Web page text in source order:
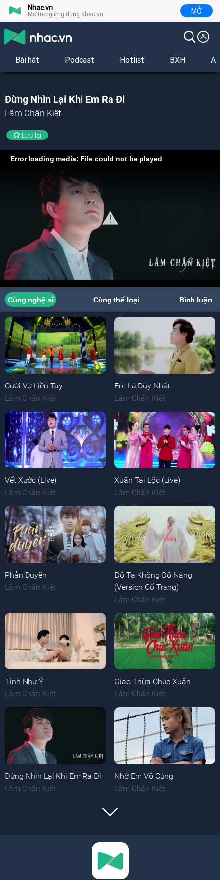
Nhac.vn
Mở trong ứng dụng Nhac.vn MỞ
Bài hát Podcast Hotlist BXH
Đừng Nhìn Lại Khi Em Ra Đi
Lâm Chấn Kiệt
Lưu lại
Error loading media: File could not be played
Cùng nghệ sĩ Cùng thể loại Bình luận
Cưới Vợ Liền Tay
Lâm Chấn Kiệt
Em Là Duy Nhất
Lâm Chấn Kiệt
Vết Xước (Live)
Lâm Chấn Kiệt
Xuân Tài Lộc (Live)
Lâm Chấn Kiệt
Phản Duyên
Lâm Chấn Kiệt
Độ Ta Không Độ Nàng
(Version Cổ Trang)
Lâm Chấn Kiệt
Tình Như Ý
Lâm Chấn Kiệt
Giao Thừa Chúc Xuân
Lâm Chấn Kiệt
Đừng Nhìn Lại Khi Em Ra Đi
Lâm Chấn Kiệt
Nhớ Em Vô Cùng
Lâm Chấn Kiệt